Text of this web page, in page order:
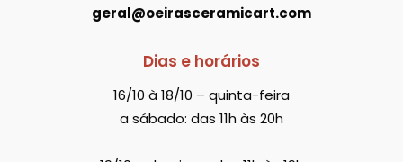
geral@oeirasceramicart.com
Dias e horários
16/10 à 18/10 – quinta-feira
a sábado: das 11h às 20h